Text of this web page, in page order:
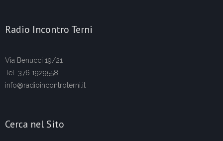
Radio Incontro Terni
Via Benucci 19/21
Tel. 376 1929558
info@radioincontroterni.it
Cerca nel Sito